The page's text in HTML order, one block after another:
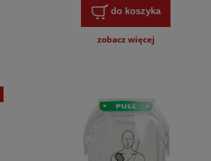
do koszyka
zobacz więcej